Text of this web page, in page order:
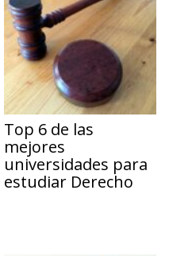
Top 6 de las
mejores
universidades para
estudiar Derecho